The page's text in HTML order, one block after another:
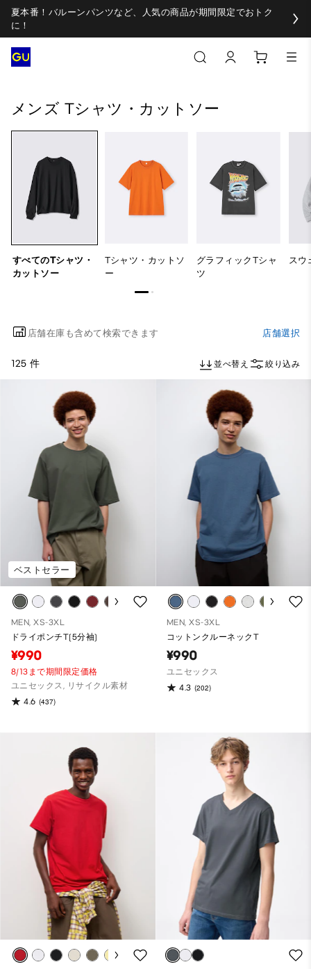
夏本番！バルーンパンツなど、人気の商品が期間限定でおトク
に！
メンズ Tシャツ・カットソー
すべてのTシャツ・
カットソー
Tシャツ・カットソ
ー
グラフィックTシャ
ツ
スウ
店舗在庫も含めて検索できます 店舗選択
125 件 並べ替え 絞り込み
ベストセラー
MEN, XS-3XL
ドライポンチT(5分袖)
¥990
8/13まで期間限定価格
ユニセックス, リサイクル素材
4.6 (437)
MEN, XS-3XL
コットンクルーネックT
¥990
ユニセックス
4.3 (202)